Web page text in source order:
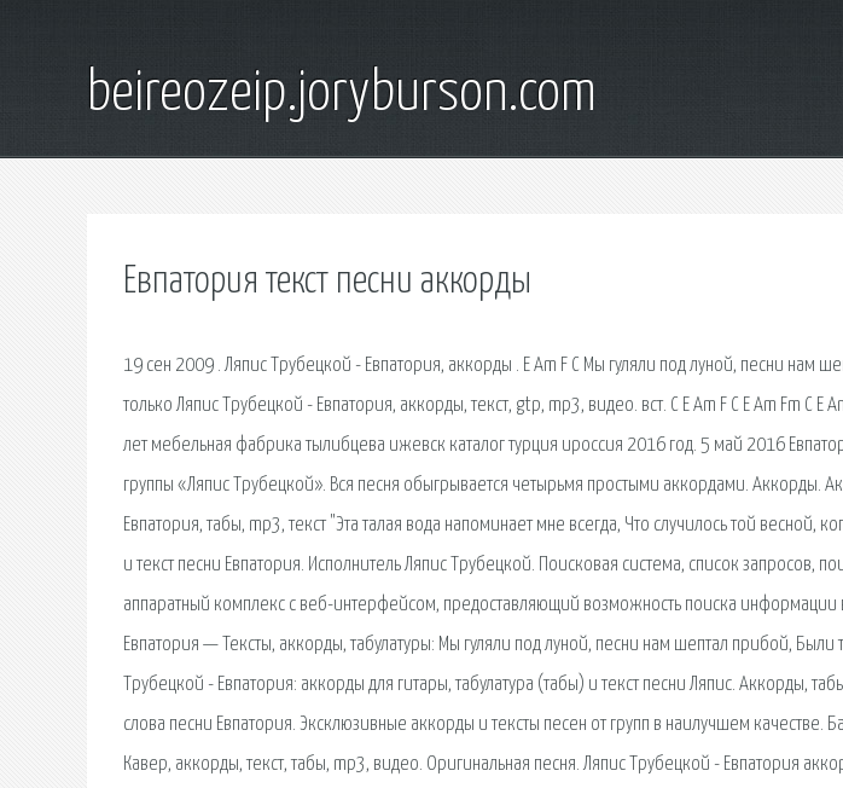
beireozeip.joryburson.com
Евпатория текст песни аккорды
19 сен 2009 . Ляпис Трубецкой - Евпатория, аккорды . E Am F C Мы гуляли под луной, песни нам
только Ляпис Трубецкой - Евпатория, аккорды, текст, gtp, mp3, видео. вст. C E Am F C E Am Fm C E
лет мебельная фабрика тылибцева ижевск каталог турция ироссия 2016 год. 5 май 2016
группы «Ляпис Трубецкой». Вся песня обыгрывается четырьмя простыми аккордами. Аккорды.
Евпатория, табы, mp3, текст "Эта талая вода напоминает мне всегда, Что случилось той весной,
и текст песни Евпатория. Исполнитель Ляпис Трубецкой. Поисковая сиcтема, список запросов,
аппаратный комплекс с веб-интерфейсом, предоставляющий возможность поиска информации
Евпатория — Тексты, аккорды, табулатуры: Мы гуляли под луной, песни нам шептал прибой, Были
Трубецкой - Евпатория: аккорды для гитары, табулатура (табы) и текст песни Ляпис. Аккорды,
слова песни Евпатория. Эксклюзивные аккорды и тексты песен от групп в наилучшем качестве.
Кавер, аккорды, текст, табы, mp3, видео. Оригинальная песня. Ляпис Трубецкой - Евпатория